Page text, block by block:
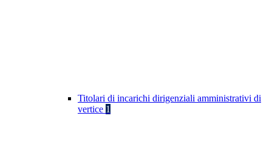
Titolari di incarichi dirigenziali amministrativi di
vertice 1